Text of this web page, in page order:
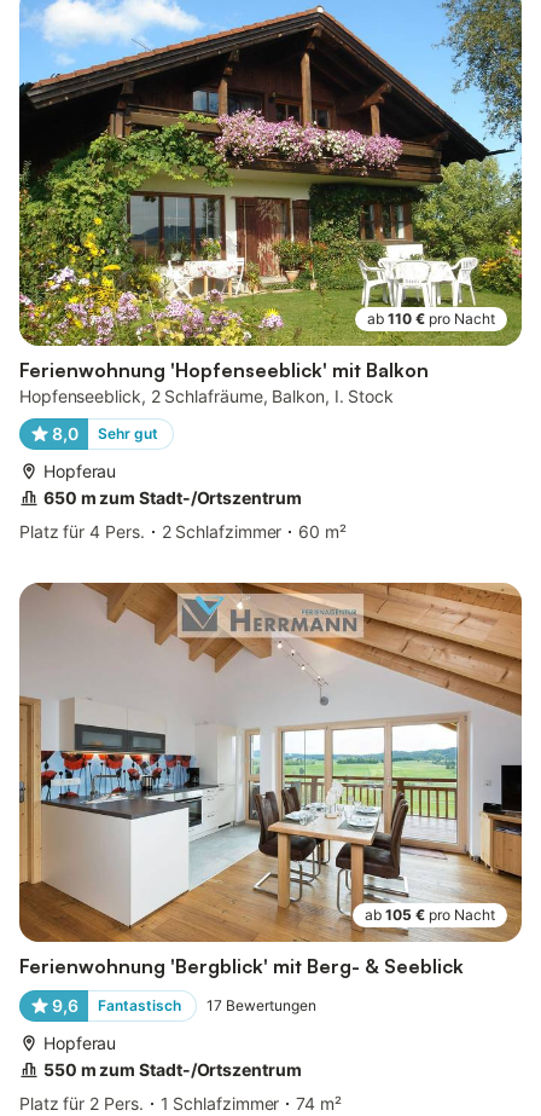
ab 110 € pro Nacht
Ferienwohnung 'Hopfenseeblick' mit Balkon
Hopfenseeblick, 2 Schlafräume, Balkon, I. Stock
8,0
Sehr gut
Hopferau
650 m zum Stadt-/Ortszentrum
Platz für 4 Pers.
2 Schlafzimmer 60 m²
ab 105 € pro Nacht
Ferienwohnung 'Bergblick' mit Berg- & Seeblick
9,6 Fantastisch 17 Bewertungen
Hopferau
550 m zum Stadt-/Ortszentrum
Platz für 2 Pers.
1 Schlafzimmer
74 m²